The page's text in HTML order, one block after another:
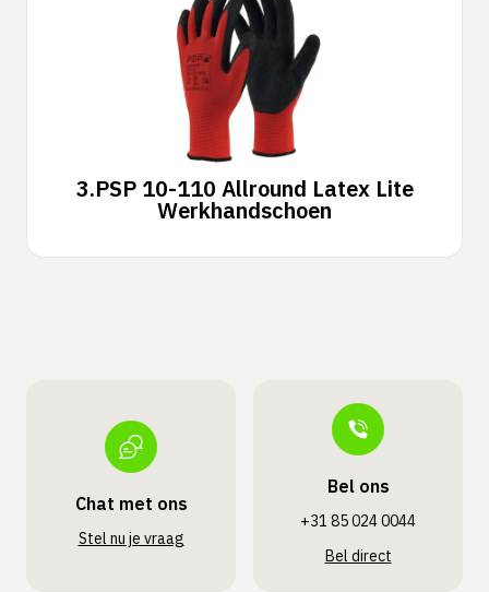
3.PSP 10-110 Allround Latex Lite
Werkhandschoen
Chat met ons
Stel nu je vraag
Bel ons
+31 85 024 0044
Bel direct